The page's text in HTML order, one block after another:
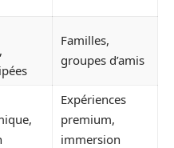
Familles,
groupes d’amis
Expériences
premium,
immersion